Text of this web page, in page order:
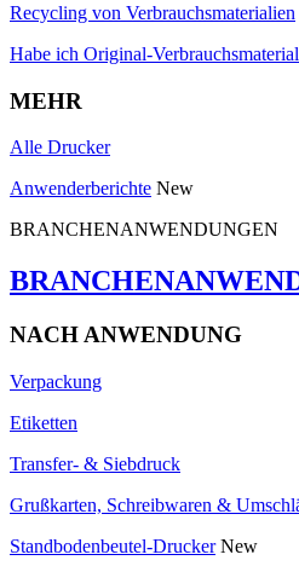
Recycling von Verbrauchsmaterialien
Habe ich Original-
MEHR
Alle Drucker
Anwenderberichte New
BRANCHENANWENDUNGEN
NACH ANWENDUNG
Verpackung
Etiketten
Transfer- & Siebdruck
Grußkarten, Schreibwaren &
Standbodenbeutel-Drucker New